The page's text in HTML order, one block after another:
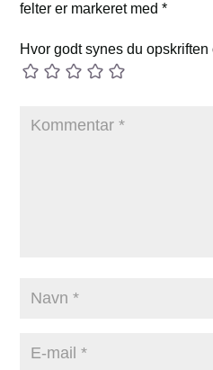
felter er markeret med*
Hvor godt synes du